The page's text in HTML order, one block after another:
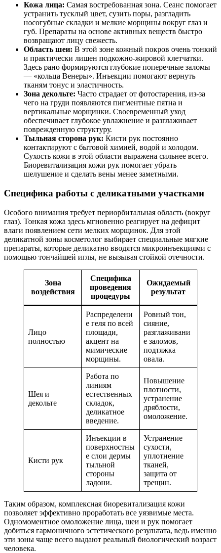
Кожа лица: Самая востребованная зона. Сеанс помогает
устранить тусклый цвет, сузить поры, разгладить
носогубные складки и мелкие морщины вокруг глаз и
губ. Препараты на основе активных веществ быстро
возвращают лицу свежесть.
Область шеи: В этой зоне кожный покров очень тонкий
и практически лишен подкожно-жировой клетчатки.
Здесь рано формируются глубокие поперечные заломы
— «кольца Венеры». Инъекции помогают вернуть
тканям тонус и эластичность.
Зона декольте: Часто страдает от фотостарения, из-за
чего на груди появляются пигментные пятна и
вертикальные морщинки. Своевременный уход
обеспечивает глубокое увлажнение и разглаживает
поврежденную структуру.
Тыльная сторона рук: Кисти рук постоянно
контактируют с бытовой химией, водой и холодом.
Сухость кожи в этой области выражена сильнее всего.
Биоревитализация кожи рук помогает убрать
шелушение и сделать вены менее заметными.
Специфика работы с деликатными участками
Особого внимания требует периорбитальная область (вокруг
глаз). Тонкая кожа здесь мгновенно реагирует на дефицит
влаги появлением сети мелких морщинок. Для этой
деликатной зоны косметолог выбирает специальные мягкие
препараты, которые деликатно вводятся микроинъекциями с
помощью тончайшей иглы, не вызывая стойкой отечности.
Зона
воздействия
Специфика
проведения
процедуры
Ожидаемый
результат
Лицо
полностью
Распределени
е геля по всей
площади,
акцент на
мимические
морщины.
Ровный тон,
сияние,
разглаживани
е заломов,
подтяжка
овала.
Шея и
декольте
Работа по
линиям
естественных
складок,
деликатное
введение.
Повышение
плотности,
устранение
дряблости,
омоложение.
Кисти рук
Инъекции в
поверхностны
е слои дермы
тыльной
стороны
ладони.
Устранение
сухости,
уплотнение
тканей,
защита от
трещин.
Таким образом, комплексная биоревитализация кожи
позволяет эффективно проработать все уязвимые места.
Одномоментное омоложение лица, шеи и рук помогает
добиться гармоничного эстетического результата, ведь именно
эти зоны чаще всего выдают реальный биологический возраст
человека.